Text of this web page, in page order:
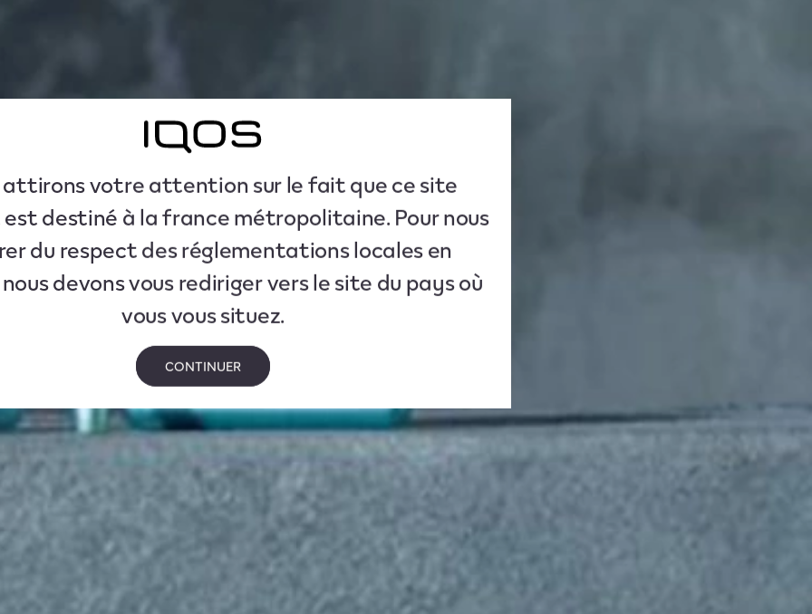
attirons votre attention sur le fait que ce site
destiné à la france métropolitaine. Pour nous
du respect des réglementations locales en
devons vous rediriger vers le site du pays où
vous vous situez.
CONTINUER